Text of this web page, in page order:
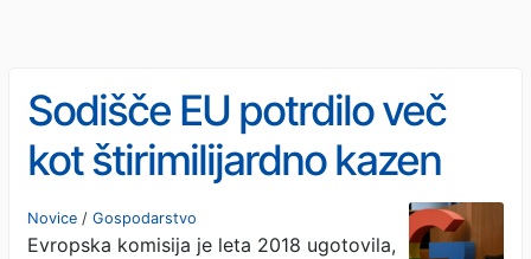
Sodišče EU potrdilo več
kot štirimilijardno kazen
Googlu
Novice / Gospodarstvo
Evropska komisija je leta 2018 ugotovila,